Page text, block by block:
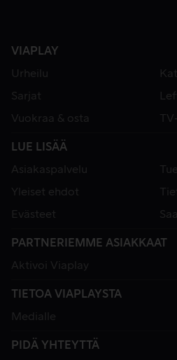
VIAPLAY
Urheilu
Sarjat
Vuokraa & osta
LUE LISÄÄ
Asiakaspalvelu
Yleiset ehdot
Evästeet
PARTNERIEMME ASIAKKAAT
Aktivoi Viaplay
TIETOA VIAPLAYSTA
Medialle
PIDÄ YHTEYTTÄ